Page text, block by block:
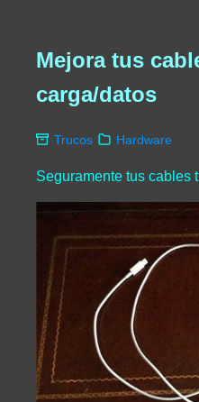
Mejora tus
carga/datos
Trucos Hardware
Seguramente tus cables